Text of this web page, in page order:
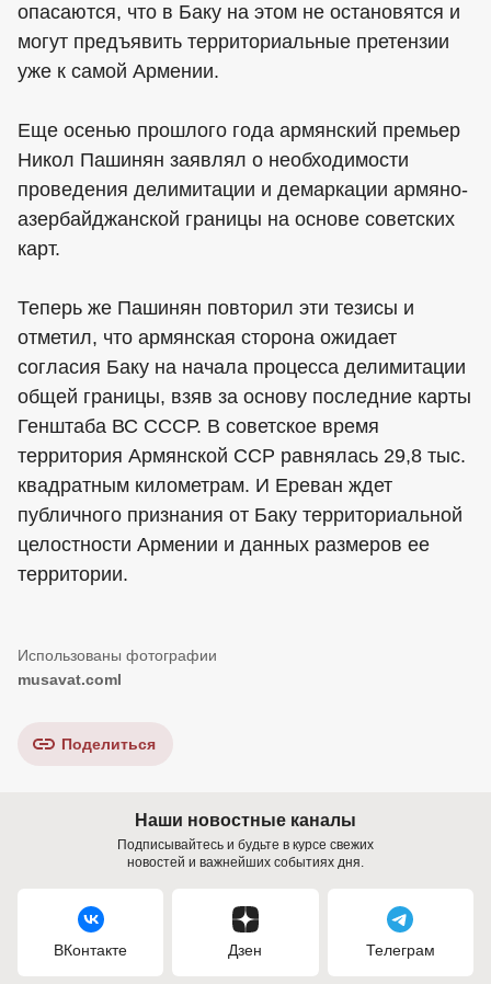
опасаются, что в Баку на этом не остановятся и
могут предъявить территориальные претензии
уже к самой Армении.
Еще осенью прошлого года армянский премьер
Никол Пашинян заявлял о необходимости
проведения делимитации и демаркации армяно-
азербайджанской границы на основе советских
карт.
Теперь же Пашинян повторил эти тезисы и
отметил, что армянская сторона ожидает
согласия Баку на начала процесса делимитации
общей границы, взяв за основу последние карты
Генштаба ВС СССР. В советское время
территория Армянской ССР равнялась 29,8 тыс.
квадратным километрам. И Ереван ждет
публичного признания от Баку территориальной
целостности Армении и данных размеров ее
территории.
musavat.coml
Поделиться
Наши новостные каналы
Подписывайтесь и будьте в курсе свежих
новостей и важнейших событиях дня.
ВКонтакте Дзен Телеграм